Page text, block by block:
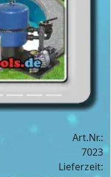
Art.Nr.:
7023
Lieferzeit: